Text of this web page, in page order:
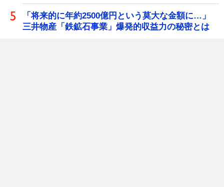
「将来的に年約2500億円という莫大な金額に…」
三井物産「鉄鉱石事業」爆発的収益力の秘密とは